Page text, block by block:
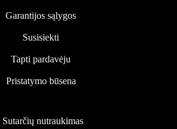
Garantijos sąlygos
Susisiekti
Tapti pardavėju
Pristatymo būsena
Sutarčių nutraukimas